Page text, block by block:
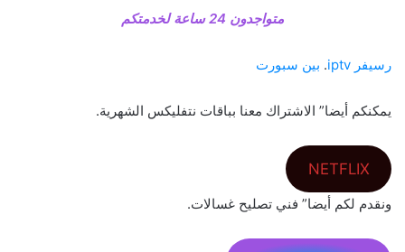
متواجدون 24 ساعة لخدمتكم
رسيفر iptv . بين سبورت
يمكنكم أيضا” الاشتراك معنا بباقات نتفليكس الشهرية.
NETFLIX
ونقدم لكم أيضا” فني تصليح غسالات.